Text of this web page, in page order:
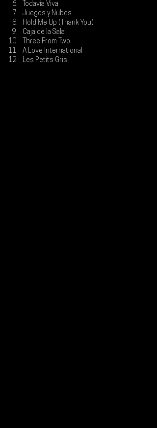
Todavía Viva
Juegos y Nubes
Hold Me Up (Thank You)
Caja de la Sala
Three From Two
A Love International
Les Petits Gris